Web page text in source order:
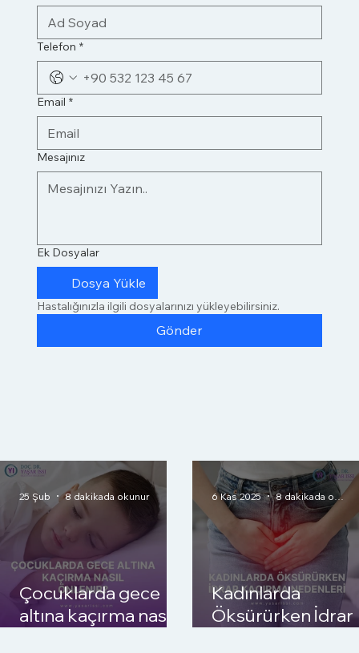
Telefon *
Email *
Mesajınız
Ek Dosyalar
Dosya Yükle
Hastalığınızla ilgili dosyalarınızı yükleyebilirsiniz.
Gönder
Çocuklarda gece
altına kaçırma nasıl
25 Şub 8 dakikada okunur
Kadınlarda
Öksürürken İdrar
6 Kas 2025 8 dakikada okunur